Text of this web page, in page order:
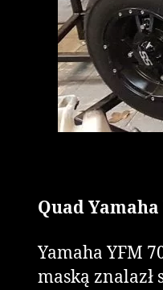
Quad Yamaha
Yamaha YFM
maską znalazł